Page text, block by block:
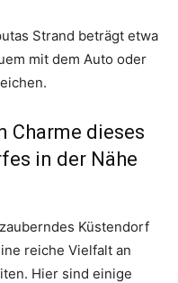
Strand beträgt etwa
mit dem Auto oder
Charme dieses
in der Nähe
Küstendorf
reiche Vielfalt an
Hier sind einige